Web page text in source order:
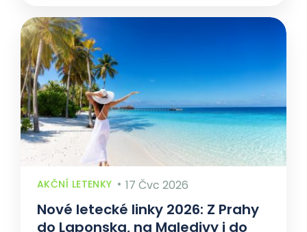
AKČNÍ LETENKY 17 Čvc 2026
Nové letecké linky 2026: Z Prahy
do Laponska, na Maledivy i do